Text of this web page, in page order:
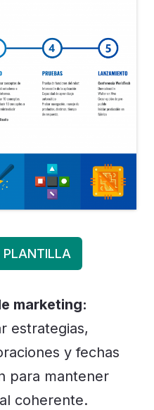
PLANTILLA
marketing:
estrategias,
y fechas
para mantener
coherente.